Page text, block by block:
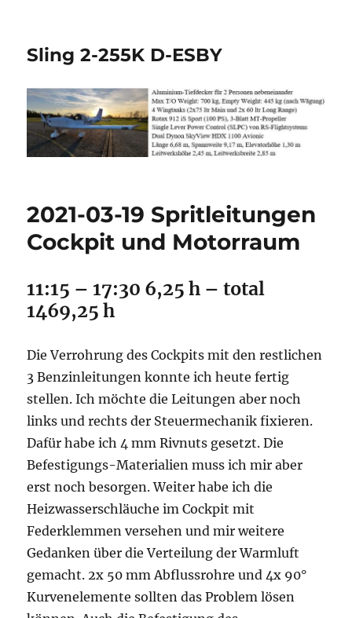
Sling 2-255K D-ESBY
2021-03-19 Spritleitungen
Cockpit und Motorraum
11:15 – 17:30 6,25 h – total
1469,25 h
Die Verrohrung des Cockpits mit den restlichen
3 Benzinleitungen konnte ich heute fertig
stellen. Ich möchte die Leitungen aber noch
links und rechts der Steuermechanik fixieren.
Dafür habe ich 4 mm Rivnuts gesetzt. Die
Befestigungs-Materialien muss ich mir aber
erst noch besorgen. Weiter habe ich die
Heizwasserschläuche im Cockpit mit
Federklemmen versehen und mir weitere
Gedanken über die Verteilung der Warmluft
gemacht. 2x 50 mm Abflussrohre und 4x 90°
Kurvenelemente sollten das Problem lösen